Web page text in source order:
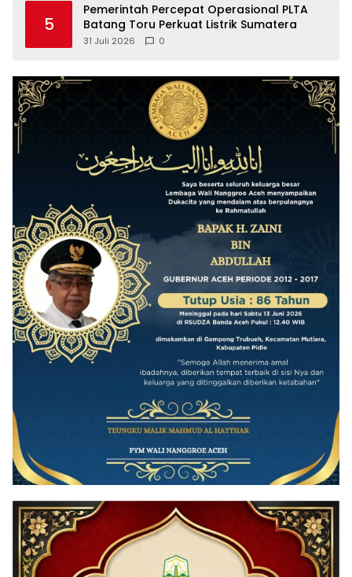
5
Pemerintah Percepat Operasional PLTA
Batang Toru Perkuat Listrik Sumatera
31 Juli 2026 0